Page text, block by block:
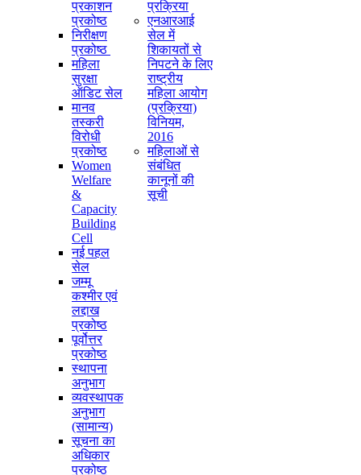
प्रकाशन
प्रकोष्ठ
निरीक्षण
प्रकोष्ठ
महिला
सुरक्षा
ऑडिट सेल
मानव
तस्करी
विरोधी
प्रकोष्ठ
Women
Welfare
&
Capacity
Building
Cell
नई पहल
सेल
जम्मू
कश्मीर एवं
लद्दाख
प्रकोष्ठ
पूर्वोत्तर
प्रकोष्ठ
स्थापना
अनुभाग
व्यवस्थापक
अनुभाग
(सामान्य)
सूचना का
अधिकार
प्रकोष्ठ
प्रक्रिया
एनआरआई
सेल में
शिकायतों से
निपटने के लिए
राष्ट्रीय
महिला आयोग
(प्रक्रिया)
विनियम,
2016
महिलाओं से
संबंधित
कानूनों की
सूची